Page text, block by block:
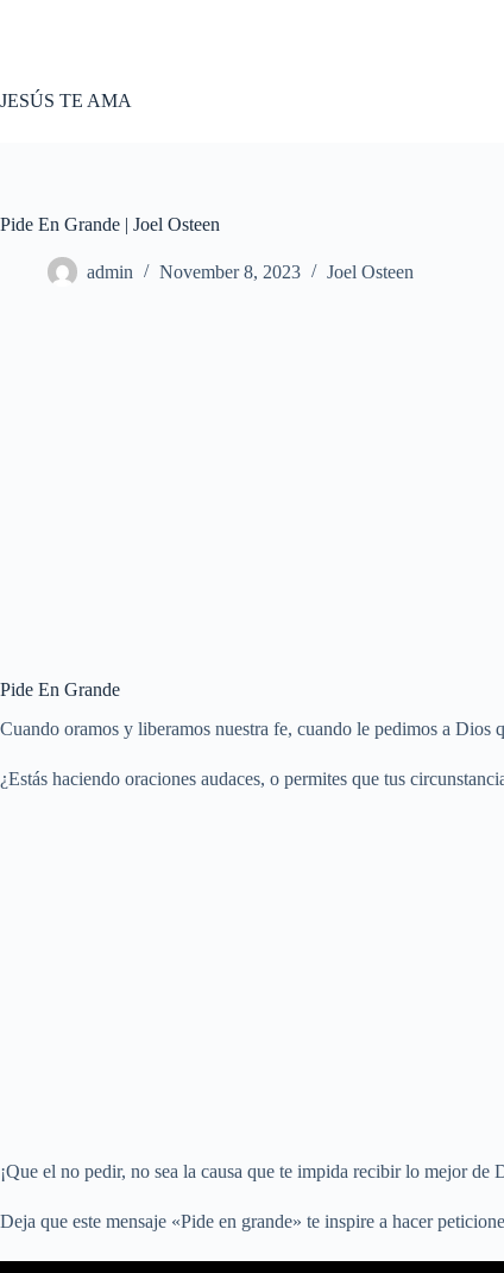
JESÚS TE AMA
Pide En Grande | Joel Osteen
admin November 8, 2023 Joel Osteen
Pide En Grande
Cuando oramos y liberamos nuestra fe, cuando le pedimos a Dios
¿Estás haciendo oraciones audaces, o permites que tus
¡Que el no pedir, no sea la causa que te impida recibir lo mejor de
Deja que este mensaje «Pide en grande» te inspire a hacer